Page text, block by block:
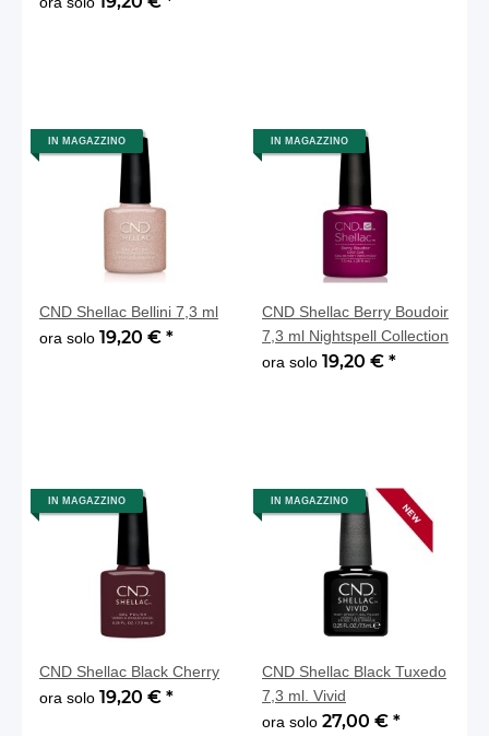
IN MAGAZZINO
CND Shellac Bellini 7,3 ml
ora solo 19,20 € *
IN MAGAZZINO
CND Shellac Berry Boudoir
7,3 ml Nightspell Collection
ora solo 19,20 € *
IN MAGAZZINO
CND Shellac Black Cherry
ora solo 19,20 € *
IN MAGAZZINO
CND Shellac Black Tuxedo
7,3 ml. Vivid
ora solo 27,00 € *